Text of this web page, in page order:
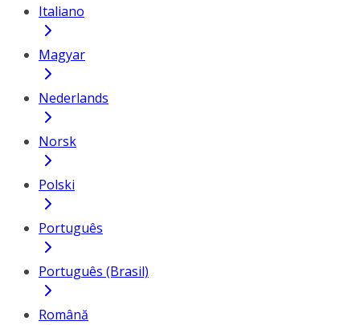
Italiano
Magyar
Nederlands
Norsk
Polski
Português
Português (Brasil)
Română